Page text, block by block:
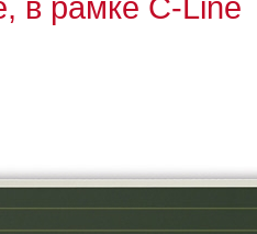
в рамке C-Line